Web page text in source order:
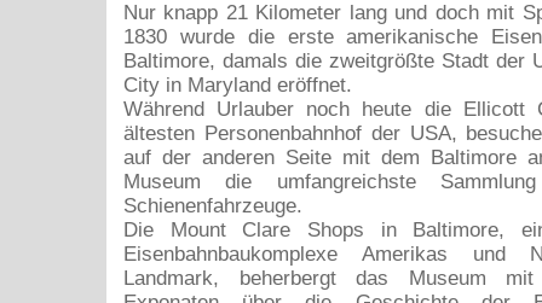
Nur knapp 21 Kilometer lang und doch mit
1830 wurde die erste amerikanische
Baltimore, damals die zweitgrößte Stadt der
City in Maryland eröffnet.
Während Urlauber noch heute die Ellicott
ältesten Personenbahnhof der USA,
auf der anderen Seite mit dem Baltimore
Museum die umfangreichste
Schienenfahrzeuge.
Die Mount Clare Shops in Baltimore,
Eisenbahnbaukomplexe Amerikas und
Landmark, beherbergt das Museum